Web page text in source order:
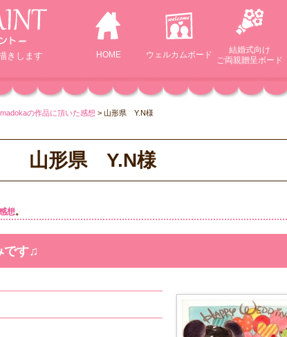
きします HOME ウェルカムボード
結婚式向け
ご両親贈呈ボード
madokaの作品に頂いた感想 > 山形県 Y.N様
山形県 Y.N様
想。
です♫